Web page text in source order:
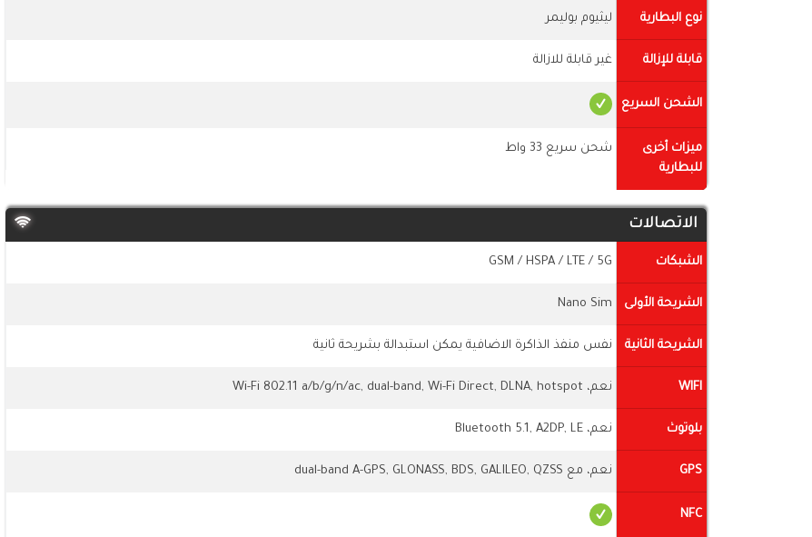
نوع البطارية ليثيوم بوليمر
قابلة للإزالة غير قابلة للازالة
الشحن السريع
ميزات أخرى
للبطارية
شحن سريع 33 واط
الاتصالات
الشبكات GSM / HSPA / LTE / 5G
الشريحة الأولى Nano Sim
الشريحة الثانية نفس منفذ الذاكرة الاضافية يمكن استبدالة بشريحة ثانية
WIFI نعم، Wi-Fi 802.11 a/b/g/n/ac, dual-band, Wi-Fi Direct, DLNA, hotspot
بلوتوث نعم، Bluetooth 5.1, A2DP, LE
GPS نعم، مع dual-band A-GPS, GLONASS, BDS, GALILEO, QZSS
NFC